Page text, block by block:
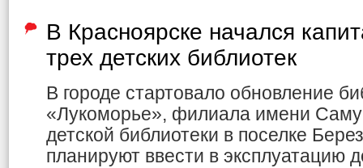
В Красноярске начался
трех детских библиотек
В городе стартовало обновление
«Лукоморье», филиала имени
детской библиотеки в поселке
планируют ввести в эксплуатацию